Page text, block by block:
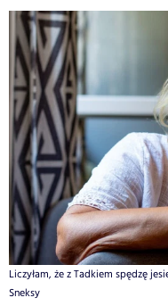
Liczyłam, że z Tadkiem spędzę
Sneksy